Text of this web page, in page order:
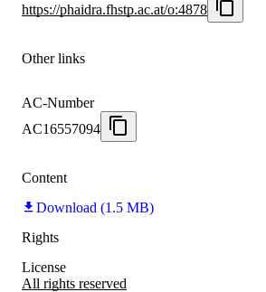
https://phaidra.fhstp.ac.at/o:4878
Other links
AC-Number
AC16557094
Content
Download (1.5 MB)
Rights
License
All rights reserved